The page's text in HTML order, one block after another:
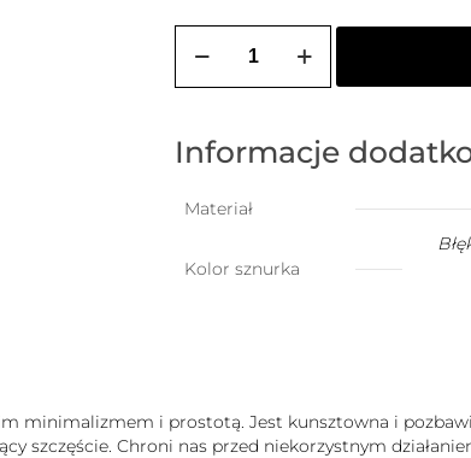
ZOZO
damska
na
Informacje
Materiał
Kolor sznurka
minimalizmem i prostotą. Jest kunsztowna i
szczęście. Chroni nas przed niekorzystnym